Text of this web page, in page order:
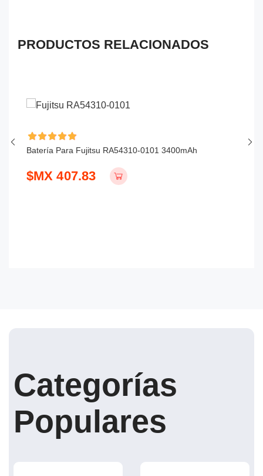
PRODUCTOS RELACIONADOS
Batería Para Fujitsu RA54310-0101 3400mAh
$MX 407.83
Categorías
Populares